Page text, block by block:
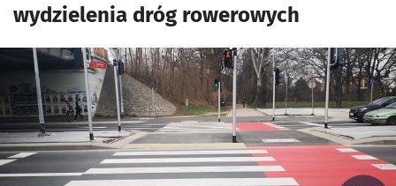
wydzielenia dróg rowerowych
Kliknij, aby powiększyć